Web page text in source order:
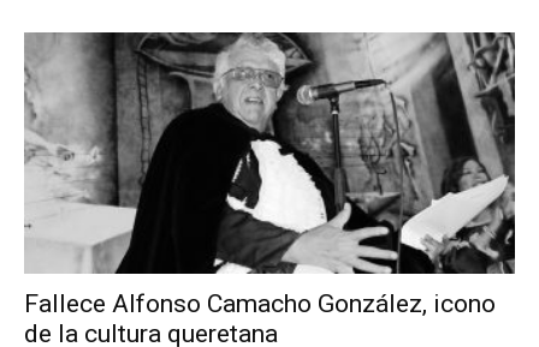
Fallece Alfonso Camacho González, icono
de la cultura queretana